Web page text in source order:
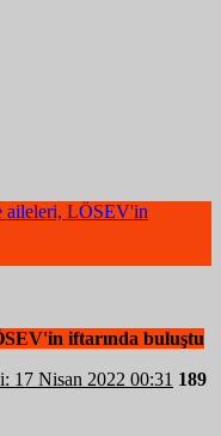
aileleri, LÖSEV'in
iftarında buluştu
17 Nisan 2022 00:31 189